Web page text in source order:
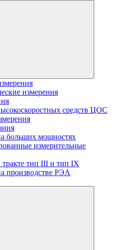
измерения
средств ЦОС
больших мощностях
измерительные
тракте тип III и тип IX
производстве РЭА